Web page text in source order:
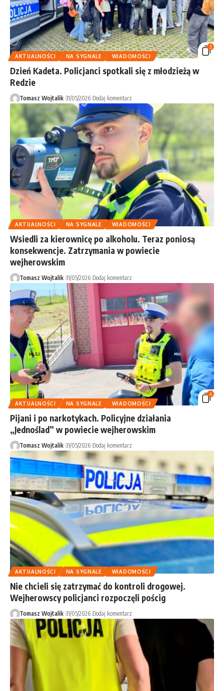
3
AKTUALNOŚCI
NA SYGNALE WIADOMOŚCI
Dzień Kadeta. Policjanci spotkali się z młodzieżą w
Redzie
Tomasz Wojtalik 31/05/2026 Dodaj komentarz
AKTUALNOŚCI NA SYGNALE WIADOMOŚCI
Wsiedli za kierownicę po alkoholu. Teraz poniosą
konsekwencje. Zatrzymania w powiecie
wejherowskim
Tomasz Wojtalik 31/05/2026 Dodaj komentarz
4
AKTUALNOŚCI
NA SYGNALE WIADOMOŚCI
Pijani i po narkotykach. Policyjne działania
„Jednoślad” w powiecie wejherowskim
Tomasz Wojtalik 31/05/2026 Dodaj komentarz
AKTUALNOŚCI NA SYGNALE WIADOMOŚCI
Nie chcieli się zatrzymać do kontroli drogowej.
Wejherowscy policjanci rozpoczęli pościg
Tomasz Wojtalik 31/05/2026 Dodaj komentarz